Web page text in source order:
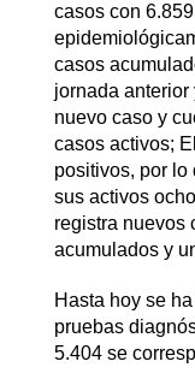
casos con
casos
jornada anterior
nuevo caso y
casos activos;
positivos, por lo
sus activos
registra nuevos
acumulados y
Hasta hoy se
pruebas
5.404 se